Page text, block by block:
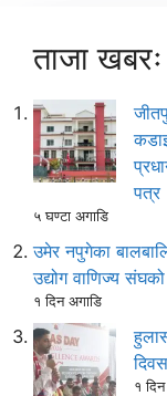
ताजा खबरः
पत्र
५ घण्टा अगाडि
उमेर नपुगेका
उद्योग वाणिज्य
१ दिन अगाडि
१